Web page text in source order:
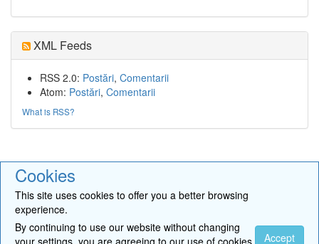
Cookies
This site uses cookies to offer you a better browsing
experience.
By continuing to use our website without changing
your settings, you are agreeing to our use of cookies.
Accept
XML Feeds
RSS 2.0: Postări, Comentarii
Atom: Postări, Comentarii
What is RSS?
©2026 by Calculator Salarii Învăţământ •